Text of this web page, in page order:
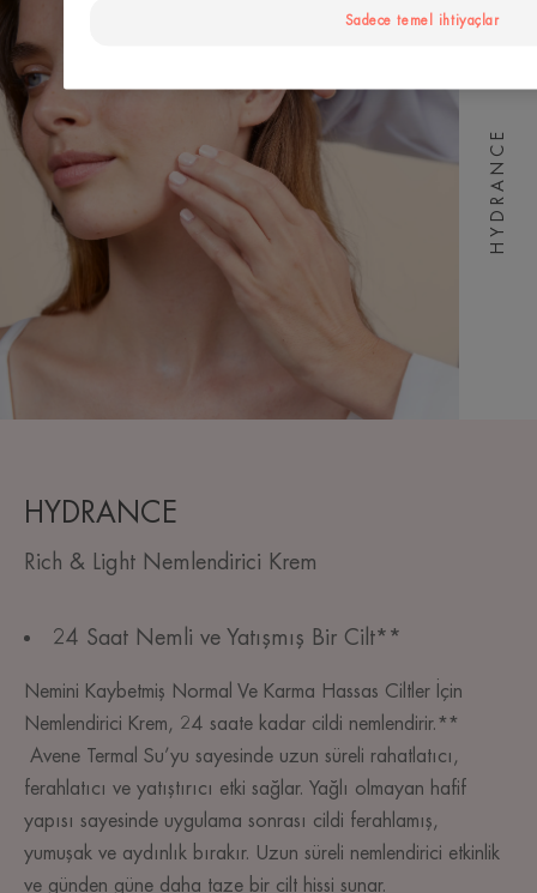
HYDRANCE
Rich & Light Nemlendirici Krem
24 Saat Nemli ve Yatışmış Bir Cilt**
Nemini Kaybetmiş Normal Ve Karma Hassas Ciltler İçin
Nemlendirici Krem, 24 saate kadar cildi nemlendirir.**
Avene Termal Su’yu sayesinde uzun süreli rahatlatıcı,
ferahlatıcı ve yatıştırıcı etki sağlar. Yağlı olmayan hafif
yapısı sayesinde uygulama sonrası cildi ferahlamış,
yumuşak ve aydınlık bırakır. Uzun süreli nemlendirici etkinlik
ve günden güne daha taze bir cilt hissi sunar.
HYDRANCE
Sadece temel ihtiyaçlar